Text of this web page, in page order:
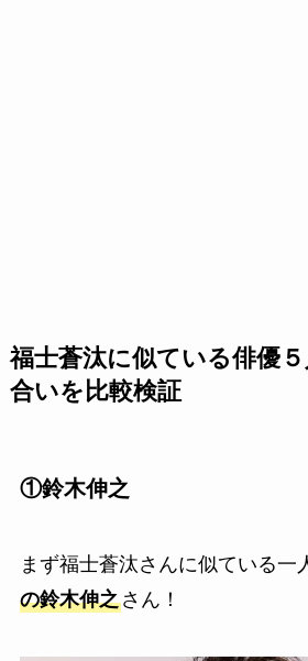
福士蒼汰に似ている俳優
合いを比較検証
①鈴木伸之
まず福士蒼汰さんに似ている一
の鈴木伸之さん！